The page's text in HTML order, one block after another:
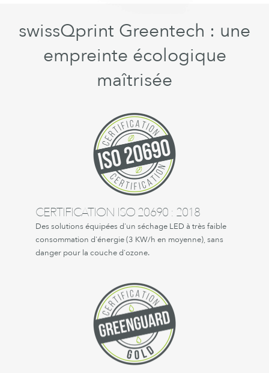
swissQprint Greentech : une
empreinte écologique
maîtrisée
CERTIFICATION ISO 20690 : 2018
Des solutions équipées d'un séchage LED à très faible
consommation d'énergie (3 KW/h en moyenne), sans
danger pour la couche d'ozone.